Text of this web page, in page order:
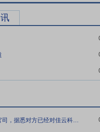
容师认证体系课程与设计晋
年6月1日发布公告,1)收购微
董秘你好，关于佳云和王元昊、格日勒的官司，据悉对方已经对佳云科技的银行账户进行了